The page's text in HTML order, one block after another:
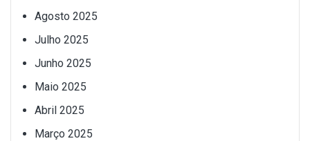
Agosto 2025
Julho 2025
Junho 2025
Maio 2025
Abril 2025
Março 2025